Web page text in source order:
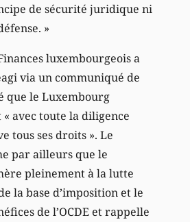
de sécurité juridique ni
»
luxembourgeois a
via un communiqué de
que le Luxembourg
avec toute la diligence
tous ses droits ». Le
par ailleurs que le
pleinement à la lutte
la base d’imposition et le
de l’OCDE et rappelle